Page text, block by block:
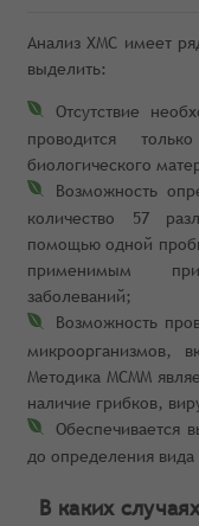
Анализ ХМС имеет
выделить:
Отсутствие
проводится
биологического
Возможность
количество 57
помощью одной
применимым при
заболеваний;
Возможность
микроорганизмов,
Методика МСММ
наличие грибков,
Обеспечивается
до определения
В каких